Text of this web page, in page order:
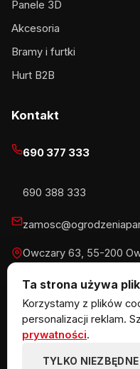
Ta strona używa
Korzystamy z plików
personalizacji reklam.
prywatności.
TYLKO NIEZBĘDNE
Panele 3D
Akcesoria
Bramy i furtki
Hurt B2B
Kontakt
690 377 333
690 388 333
Owczary 63, 55-200
Pn-Pt 8-16, Sb 8-13:30
© 2026 KOW MET
REGON 383867720